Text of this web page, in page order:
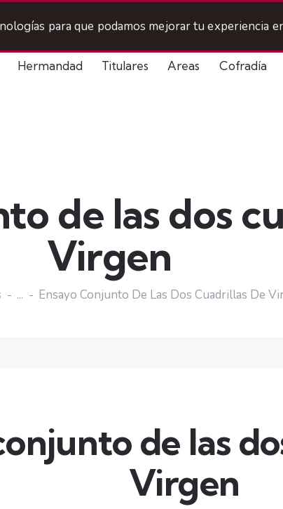
Hermandad Titulares Areas Cofradía
de las dos
Virgen
... Ensayo Conjunto De Las Dos Cuadrillas De
de las
Virgen
para que podamos mejorar tu experiencia